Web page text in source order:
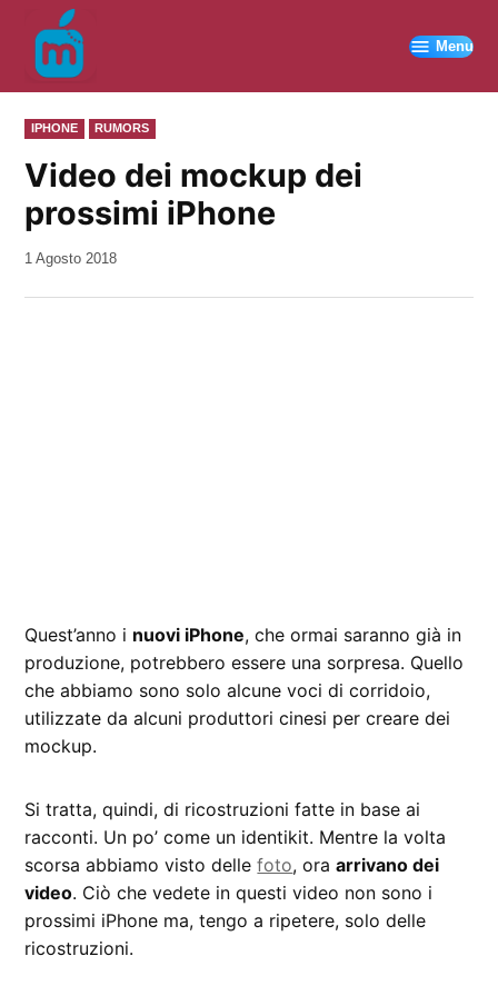
contenuto
Menu
PUBBLICATO
IN
IPHONE RUMORS
Video dei mockup dei
prossimi iPhone
da
1 Agosto 2018
Quest’anno i nuovi iPhone, che ormai saranno già in
produzione, potrebbero essere una sorpresa. Quello
che abbiamo sono solo alcune voci di corridoio,
utilizzate da alcuni produttori cinesi per creare dei
mockup.
Si tratta, quindi, di ricostruzioni fatte in base ai
racconti. Un po’ come un identikit. Mentre la volta
scorsa abbiamo visto dellefoto, oraarrivano dei
video. Ciò che vedete in questi video non sono i
prossimi iPhone ma, tengo a ripetere, solo delle
ricostruzioni.